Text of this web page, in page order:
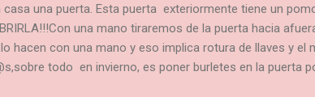
una puerta. Esta puerta exteriormente tiene un pomo
una mano tiraremos de la puerta hacia
hacen con una mano y eso implica rotura de llaves y el
todo en invierno, es poner burletes en la puerta